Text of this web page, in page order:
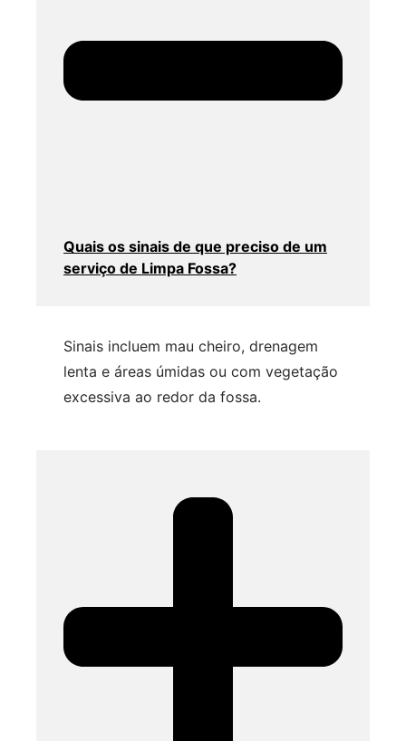
Quais os sinais de que preciso de um
serviço de Limpa Fossa?
Sinais incluem mau cheiro, drenagem
lenta e áreas úmidas ou com vegetação
excessiva ao redor da fossa.